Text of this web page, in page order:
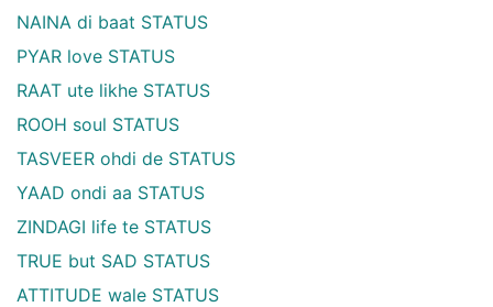
NAINA di baat STATUS
PYAR love STATUS
RAAT ute likhe STATUS
ROOH soul STATUS
TASVEER ohdi de STATUS
YAAD ondi aa STATUS
ZINDAGI life te STATUS
TRUE but SAD STATUS
ATTITUDE wale STATUS